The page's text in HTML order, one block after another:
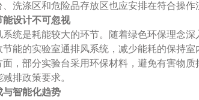
洗涤区和危险品存放区也应安排在符合操作
能设计不可忽视
系统是耗能较大的环节。随着绿色环保理念
能的实验室通排风系统，减少能耗的保持室
面，部分实验台采用环保材料，避免有害物
排政策要求。
与智能化趋势